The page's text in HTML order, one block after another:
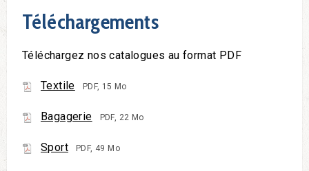
Téléchargements
Téléchargez nos catalogues au format PDF
Textile PDF, 15 Mo
Bagagerie PDF, 22 Mo
Sport PDF, 49 Mo